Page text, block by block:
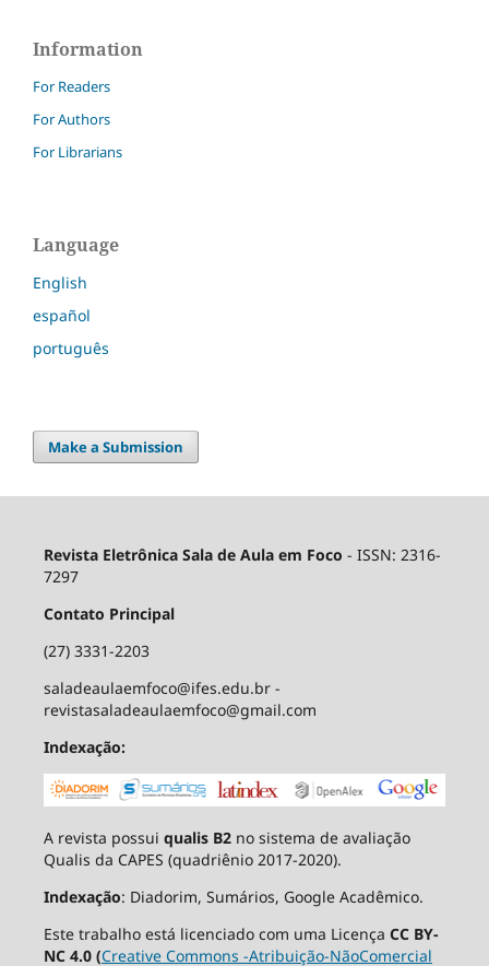
Information
For Readers
For Authors
For Librarians
Language
English
español
português
Make a Submission
Revista Eletrônica Sala de Aula em Foco - ISSN: 2316-
7297
Contato Principal
(27) 3331-2203
saladeaulaemfoco@ifes.edu.br -
revistasaladeaulaemfoco@gmail.com
Indexação:
A revista possui qualis B2no sistema de avaliação
Qualis da CAPES (quadriênio 2017-2020).
Indexação: Diadorim, Sumários, Google Acadêmico.
Este trabalho está licenciado com uma Licença CC BY-
NC 4.0 (Creative Commons -Atribuição-NãoComercial